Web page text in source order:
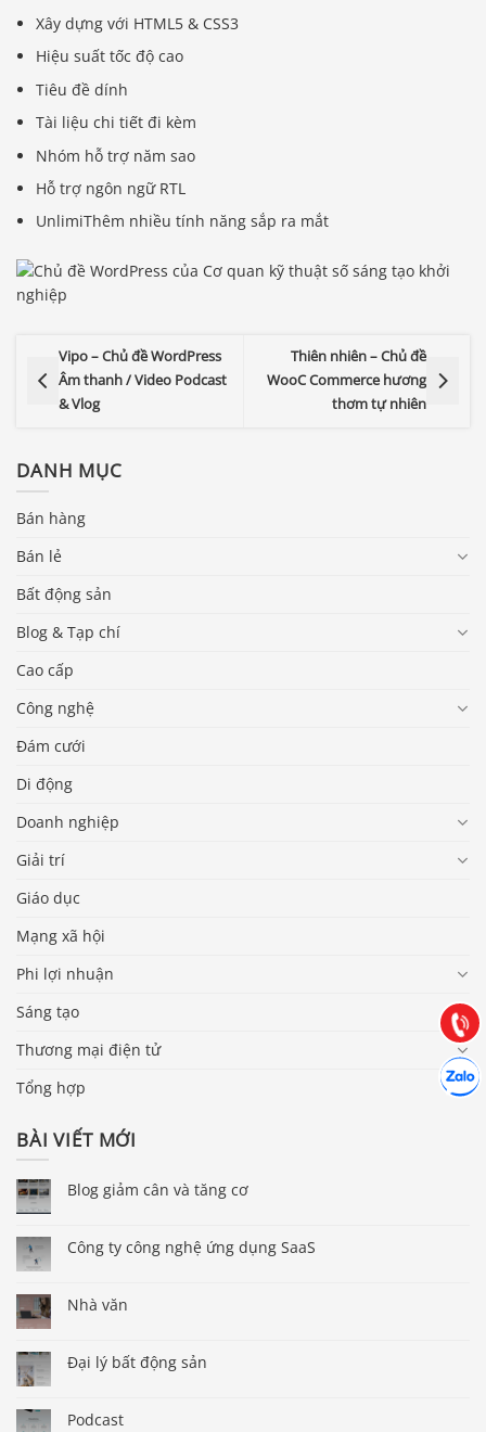
Xây dựng với HTML5 & CSS3
Hiệu suất tốc độ cao
Tiêu đề dính
Tài liệu chi tiết đi kèm
Nhóm hỗ trợ năm sao
Hỗ trợ ngôn ngữ RTL
UnlimiThêm nhiều tính năng sắp ra mắt
Vipo – Chủ đề WordPress
Âm thanh / Video Podcast
& Vlog
Thiên nhiên – Chủ đề
WooC Commerce hương
thơm tự nhiên
DANH MỤC
Bán hàng
Bán lẻ
Bất động sản
Blog & Tạp chí
Cao cấp
Công nghệ
Đám cưới
Di động
Doanh nghiệp
Giải trí
Giáo dục
Mạng xã hội
Phi lợi nhuận
Sáng tạo
Thương mại điện tử
Tổng hợp
BÀI VIẾT MỚI
Blog giảm cân và tăng cơ
Công ty công nghệ ứng dụng SaaS
Nhà văn
Đại lý bất động sản
Podcast
Gọi
Hướng dẫn & Hỗ trợ:
(028) 22.166.144
Chát